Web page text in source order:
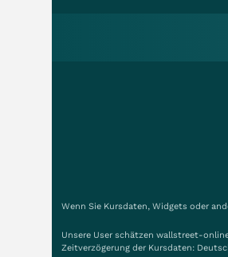
Wenn Sie Kursdaten, Widgets oder
Unsere User schätzen wallstreet-
Zeitverzögerung der Kursdaten: